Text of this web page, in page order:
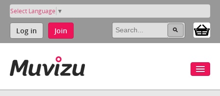
Select Language ▼
Log in Join